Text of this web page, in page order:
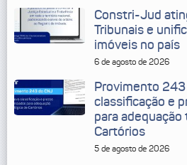
Constri-Jud
Tribunais e
imóveis no país
6 de agosto de 2026
Provimento
classificação e
para
Cartórios
5 de agosto de 2026